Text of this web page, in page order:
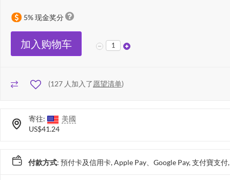
5% 现金奖分
加入购物车
(127 人加入了愿望清单)
寄往:
美國
US$41.24
付款方式: 預付卡及信用卡, Apple Pay、Google Pay, 支付寶支